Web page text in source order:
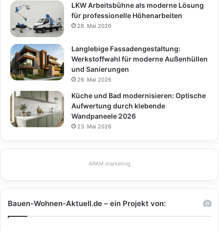
LKW Arbeitsbühne als moderne Lösung
für professionelle Höhenarbeiten
28. Mai 2026
Langlebige Fassadengestaltung:
Werkstoffwahl für moderne Außenhüllen
und Sanierungen
26. Mai 2026
Küche und Bad modernisieren: Optische
Aufwertung durch klebende
Wandpaneele 2026
23. Mai 2026
ARKM.marketing
Bauen-Wohnen-Aktuell.de – ein Projekt von: